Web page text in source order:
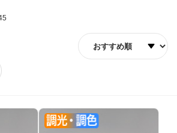
子供部屋の電気を新しくしたい方にも、
に照らす一灯をお選びください。
並び順